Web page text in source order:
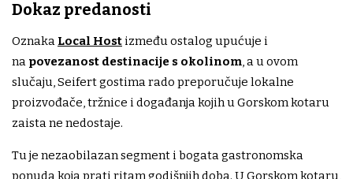
Dokaz predanosti
Oznaka Local Host između ostalog upućuje i
na povezanost destinacije s okolinom, a u ovom
slučaju, Seifert gostima rado preporučuje lokalne
proizvođače, tržnice i događanja kojih u Gorskom kotaru
zaista ne nedostaje.
Tu je nezaobilazan segment i bogata gastronomska
ponuda koja prati ritam godišnjih doba. U Gorskom kotaru,